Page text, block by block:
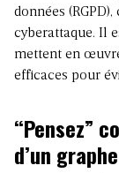
données
cyberattaque. Il
mettent en
efficaces pour
“Pensez”
d’un graphe